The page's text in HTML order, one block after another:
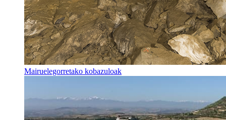
Mairuelegorretako kobazuloak